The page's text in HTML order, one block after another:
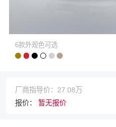
6款外观色可选
厂商指导价：27.08万
报价： 暂无报价